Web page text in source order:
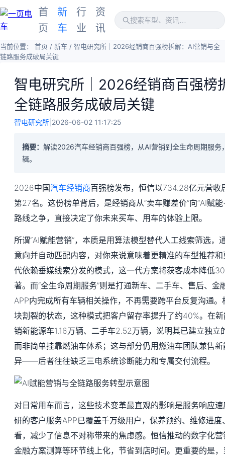
首
页
新
车
行
业
资
讯
当前位置： 首页 / 新车 / 智电研究所｜2026经销商百强榜拆解：AI营销与全
链路服务成破局关键
智电研究所｜2026经销商百强榜
全链路服务成破局关键
智电研究所 2026-06-02 11:17:25
摘要： 解读2026汽车经销商百强榜，从AI营销到全生命周期服务
辑。
2026中国汽车经销商百强榜发布，恒信以734.28亿元营收
第27名。这份榜单背后，是经销商从“卖车赚差价”向“AI赋
路线之争，直接决定了你未来买车、用车的体验上限。
所谓“AI赋能营销”，本质是用算法模型替代人工线索筛选，
意向并自动匹配内容，对你来说意味着更精准的车型推荐
代依赖垂媒线索分发的模式，这一代方案将获客成本降低
著。而“全生命周期服务”则是打通新车、二手车、售后、
APP内完成所有车辆相关操作，不再需要跨平台反复沟通
块割裂的状态，这种模式把客户留存率提升了约40%。在
销新能源车1.16万辆、二手车2.52万辆，说明其已建立独立
而非简单挂靠燃油车体系；这与部分仍用燃油车团队兼售
异——后者往往缺乏三电系统诊断能力和专属交付流程。
对日常用车而言，这些技术变革最直观的影响是服务响应
研的客户服务APP已覆盖千万级用户，保养预约、维修进
看，减少了信息不对称带来的焦虑感。恒信推动的数字化
金融方案测算等环节线上化，节省到店时间。更重要的是